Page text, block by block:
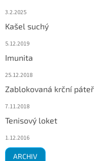
3.2.2025
Kašel suchý
5.12.2019
Imunita
25.12.2018
Zablokovaná krční páteř
7.11.2018
Tenisový loket
1.12.2016
ARCHIV